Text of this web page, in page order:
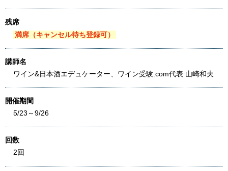
残席
満席（キャンセル待ち登録可）
講師名
ワイン&日本酒エデュケーター、ワイン受験.com代表 山崎和夫
開催期間
5/23～9/26
回数
2回